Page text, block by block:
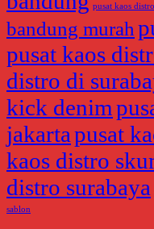
pusat kaos
bandung murah
pusat kaos
distro di
kick denim
jakartapusat
kaos distro
distro surabaya
sablon